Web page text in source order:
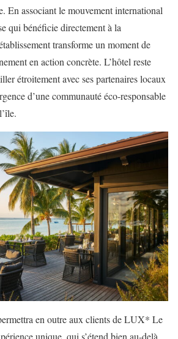
En associant le mouvement international
qui bénéficie directement à la
transforme un moment de
en action concrète. L’hôtel reste
étroitement avec ses partenaires locaux
d’une communauté éco-responsable
en outre aux clients de LUX* Le